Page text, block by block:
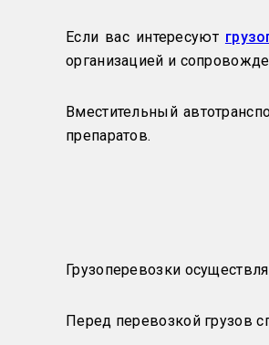
Если вас интересуют
организацией и
Вместительный
препаратов.
Грузоперевозки
Перед перевозкой грузов